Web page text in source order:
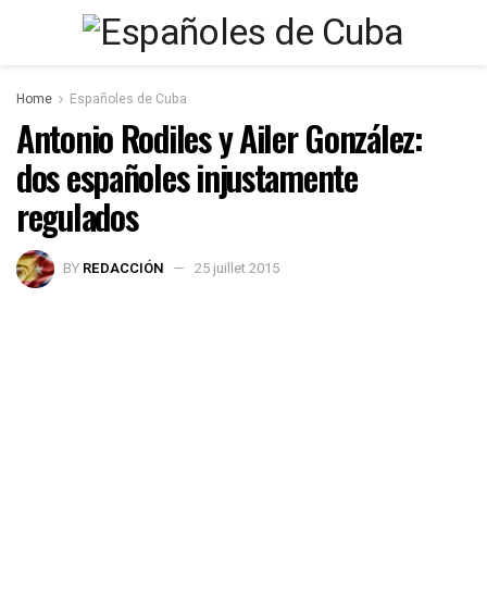
Home Españoles de Cuba
Antonio Rodiles y Ailer González:
dos españoles injustamente
regulados
BY REDACCIÓN 25 juillet 2015